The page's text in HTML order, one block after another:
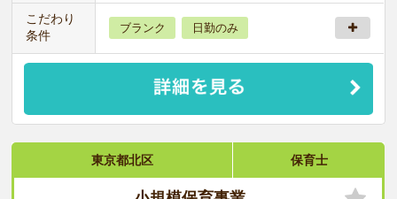
こだわり
条件
ブランク 日勤のみ
東京都北区 保育士